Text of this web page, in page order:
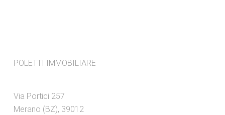
POLETTI IMMOBILIARE
Via Portici 257
Merano (BZ), 39012